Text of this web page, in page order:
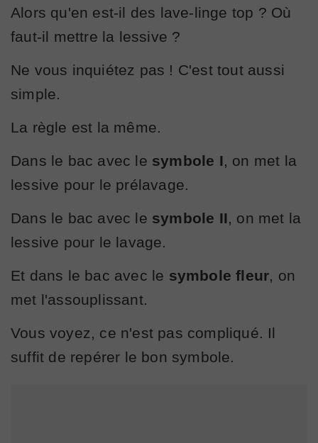
Alors qu'en est-il des lave-linge top ? Où
faut-il mettre la lessive ?
Ne vous inquiétez pas ! C'est tout aussi
simple.
La règle est la même.
Dans le bac avec le symbole I, on met la
lessive pour le prélavage.
Dans le bac avec le symbole II, on met la
lessive pour le lavage.
Et dans le bac avec le symbole fleur, on
met l'assouplissant.
Vous voyez, ce n'est pas compliqué. Il
suffit de repérer le bon symbole.